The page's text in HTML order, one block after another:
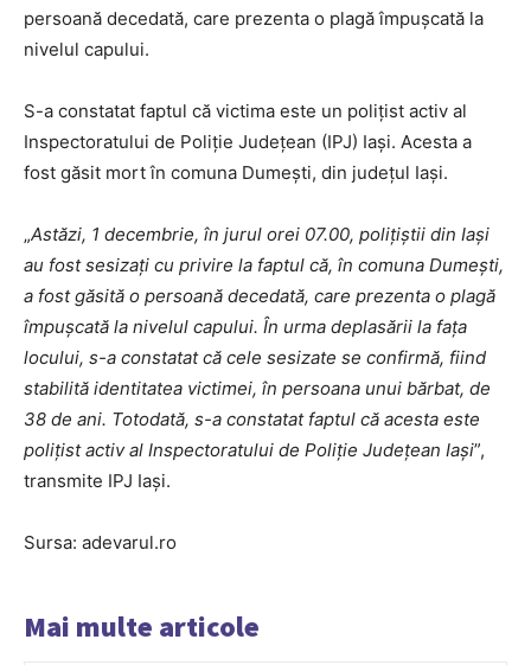
persoană decedată, care prezenta o plagă împușcată la
nivelul capului.
S-a constatat faptul că victima este un polițist activ al
Inspectoratului de Poliție Județean (IPJ) Iași. Acesta a
fost găsit mort în comuna Dumești, din județul Iași.
„Astăzi, 1 decembrie, în jurul orei 07.00, polițiștii din Iași
au fost sesizați cu privire la faptul că, în comuna Dumești,
a fost găsită o persoană decedată, care prezenta o plagă
împușcată la nivelul capului. În urma deplasării la fața
locului, s-a constatat că cele sesizate se confirmă, fiind
stabilită identitatea victimei, în persoana unui bărbat, de
38 de ani. Totodată, s-a constatat faptul că acesta este
polițist activ al Inspectoratului de Poliție Județean Iași”,
transmite IPJ Iași.
Sursa: adevarul.ro
Mai multe articole